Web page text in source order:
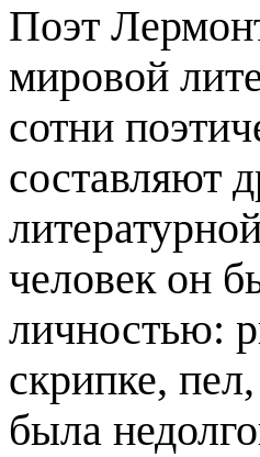
Поэт
мировой
сотни
составляют
человек он
личностью:
скрипке,
была